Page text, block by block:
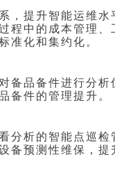
，提升智能运维
程中的成本管理
准化和集约化。
备品备件进行分
备件的管理提升。
分析的智能点巡
备预测性维保，